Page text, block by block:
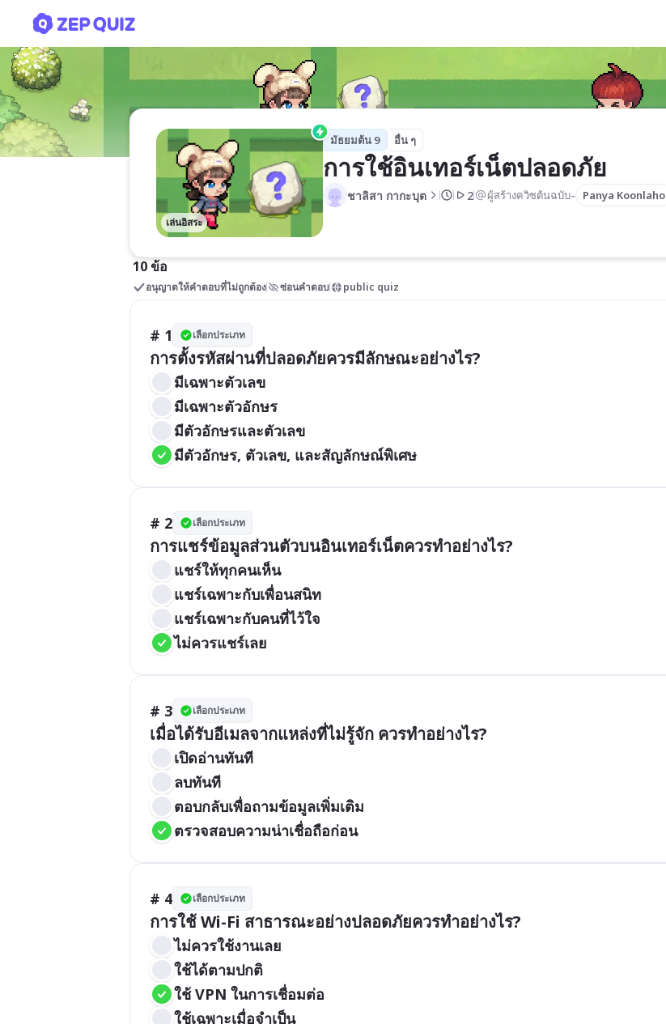
เล่นอิสระ
มัธยมต้น 9 อื่น ๆ
การใช้อินเทอร์เน็ตปลอดภัย
ชาลิสา กากะบุต 2 ผู้สร้างควิซต้นฉบับ- Panya Koonlaho
10 ข้อ
อนุญาตให้คำตอบที่ไม่ถูกต้อง ซ่อนคำตอบ public quiz
# 1 เลือกประเภท
การตั้งรหัสผ่านที่ปลอดภัยควรมีลักษณะอย่างไร?
มีเฉพาะตัวเลข
มีเฉพาะตัวอักษร
มีตัวอักษรและตัวเลข
มีตัวอักษร, ตัวเลข, และสัญลักษณ์พิเศษ
# 2 เลือกประเภท
การแชร์ข้อมูลส่วนตัวบนอินเทอร์เน็ตควรทำอย่างไร?
แชร์ให้ทุกคนเห็น
แชร์เฉพาะกับเพื่อนสนิท
แชร์เฉพาะกับคนที่ไว้ใจ
ไม่ควรแชร์เลย
# 3 เลือกประเภท
เมื่อได้รับอีเมลจากแหล่งที่ไม่รู้จัก ควรทำอย่างไร?
เปิดอ่านทันที
ลบทันที
ตอบกลับเพื่อถามข้อมูลเพิ่มเติม
ตรวจสอบความน่าเชื่อถือก่อน
# 4 เลือกประเภท
การใช้ Wi-Fi สาธารณะอย่างปลอดภัยควรทำอย่างไร?
ไม่ควรใช้งานเลย
ใช้ได้ตามปกติ
ใช้ VPN ในการเชื่อมต่อ
ใช้เฉพาะเมื่อจำเป็น